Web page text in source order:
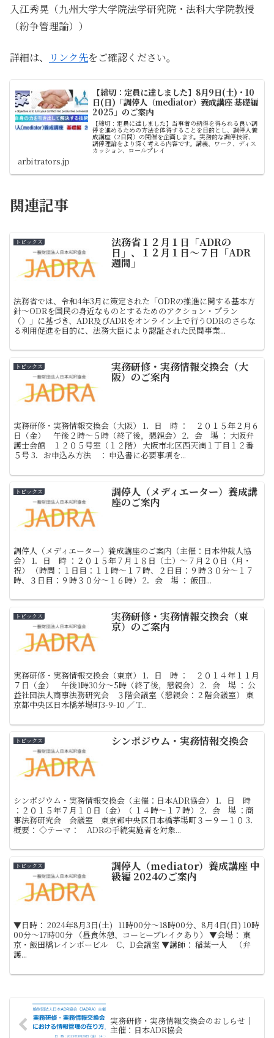
入江秀晃（九州大学大学院法学研究院・法科大学院教授
（紛争管理論））
詳細は、 リンク先をご確認ください。
【締切：定員に達しました】8月9日(土)・10
日(日)「調停人（mediator）養成講座 基礎編
2025」のご案内
【締切：定員に達しました】当事者の納得を得られる良い調
停を進めるための方法を体得することを目的とし、調停人養
成講座（2日間）の開催を企画します。実務的な調停技術、
調停理論をより深く考える内容です。講義、ワーク、ディス
カッション、ロールプレイ
arbitrators.jp
関連記事
トピックス 法務省１２月１日「ADRの
日」、１２月１日〜７日「ADR
週間」
法務省では、令和4年3月に策定された「ODRの推進に関する基本方
針～ODRを国民の身近なものとするためのアクション・プラン
（）」に基づき、ADR及びADRをオンライン上で行うODRのさらな
る利用促進を目的に、法務大臣により認証された民間事業...
トピックス 実務研修・実務情報交換会（大
阪）のご案内
実務研修・実務情報交換会（大阪） 1．日 時 ： ２０１５年２月６
日（金） 午後２時～５時（終了後，懇親会） 2．会 場 ： 大阪弁
護士会館 １２０５号室（１２階） 大阪市北区西天満１丁目１２番
５号 3．お申込み方法 ： 申込書に必要事項を...
トピックス 調停人（メディエーター）養成講
座のご案内
調停人（メディエーター）養成講座のご案内（主催：日本仲裁人協
会） 1．日 時 ：２０１５年７月１８日（土）～７月２０日（月・
祝） （時間：１日目：１１時～１７時、２日目：９時３０分～１７
時、３日目：９時３０分～１６時） 2．会 場 ： 飯田...
トピックス 実務研修・実務情報交換会（東
京）のご案内
実務研修・実務情報交換会（東京） 1．日 時 ： ２０１４年１１月
７日（金） 午後1時30分～5時（終了後，懇親会） 2．会 場 ： 公
益社団法人商事法務研究会 ３階会議室（懇親会：２階会議室） 東
京都中央区日本橋茅場町3-9-10 ／ T...
トピックス シンポジウム・実務情報交換会
シンポジウム・実務情報交換会（主催：日本ADR協会） 1．日 時
：２０１５年７月１０日（金）（ １４時～１７時） 2．会 場 ：商
事法務研究会 会議室 東京都中央区日本橋茅場町３－９－１０ 3．
概要： ◇テーマ： ADRの手続実施者を対象...
トピックス 調停人（mediator）養成講座 中
級編 2024のご案内
▼日時： 2024年8月3日(土) 11時00分～18時00分、8月4日(日) 10時
00分〜17時00分 （昼食休憩、コーヒーブレイクあり） ▼会場： 東
京・飯田橋レインボービル C、D会議室 ▼講師： 稲葉一人 （弁
護...
実務研修・実務情報交換会のおしらせ｜
主催：日本ADR協会